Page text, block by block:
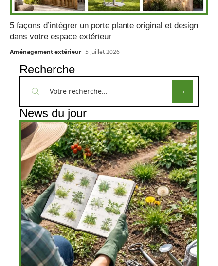
5 façons d’intégrer un porte plante original et design
dans votre espace extérieur
Aménagement extérieur 5 juillet 2026
Recherche
News du jour